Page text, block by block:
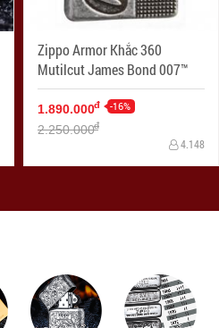
Zippo Armor Khắc 360
Mutilcut James Bond 007™
1.890.000đ -16%
2.250.000đ
4.148